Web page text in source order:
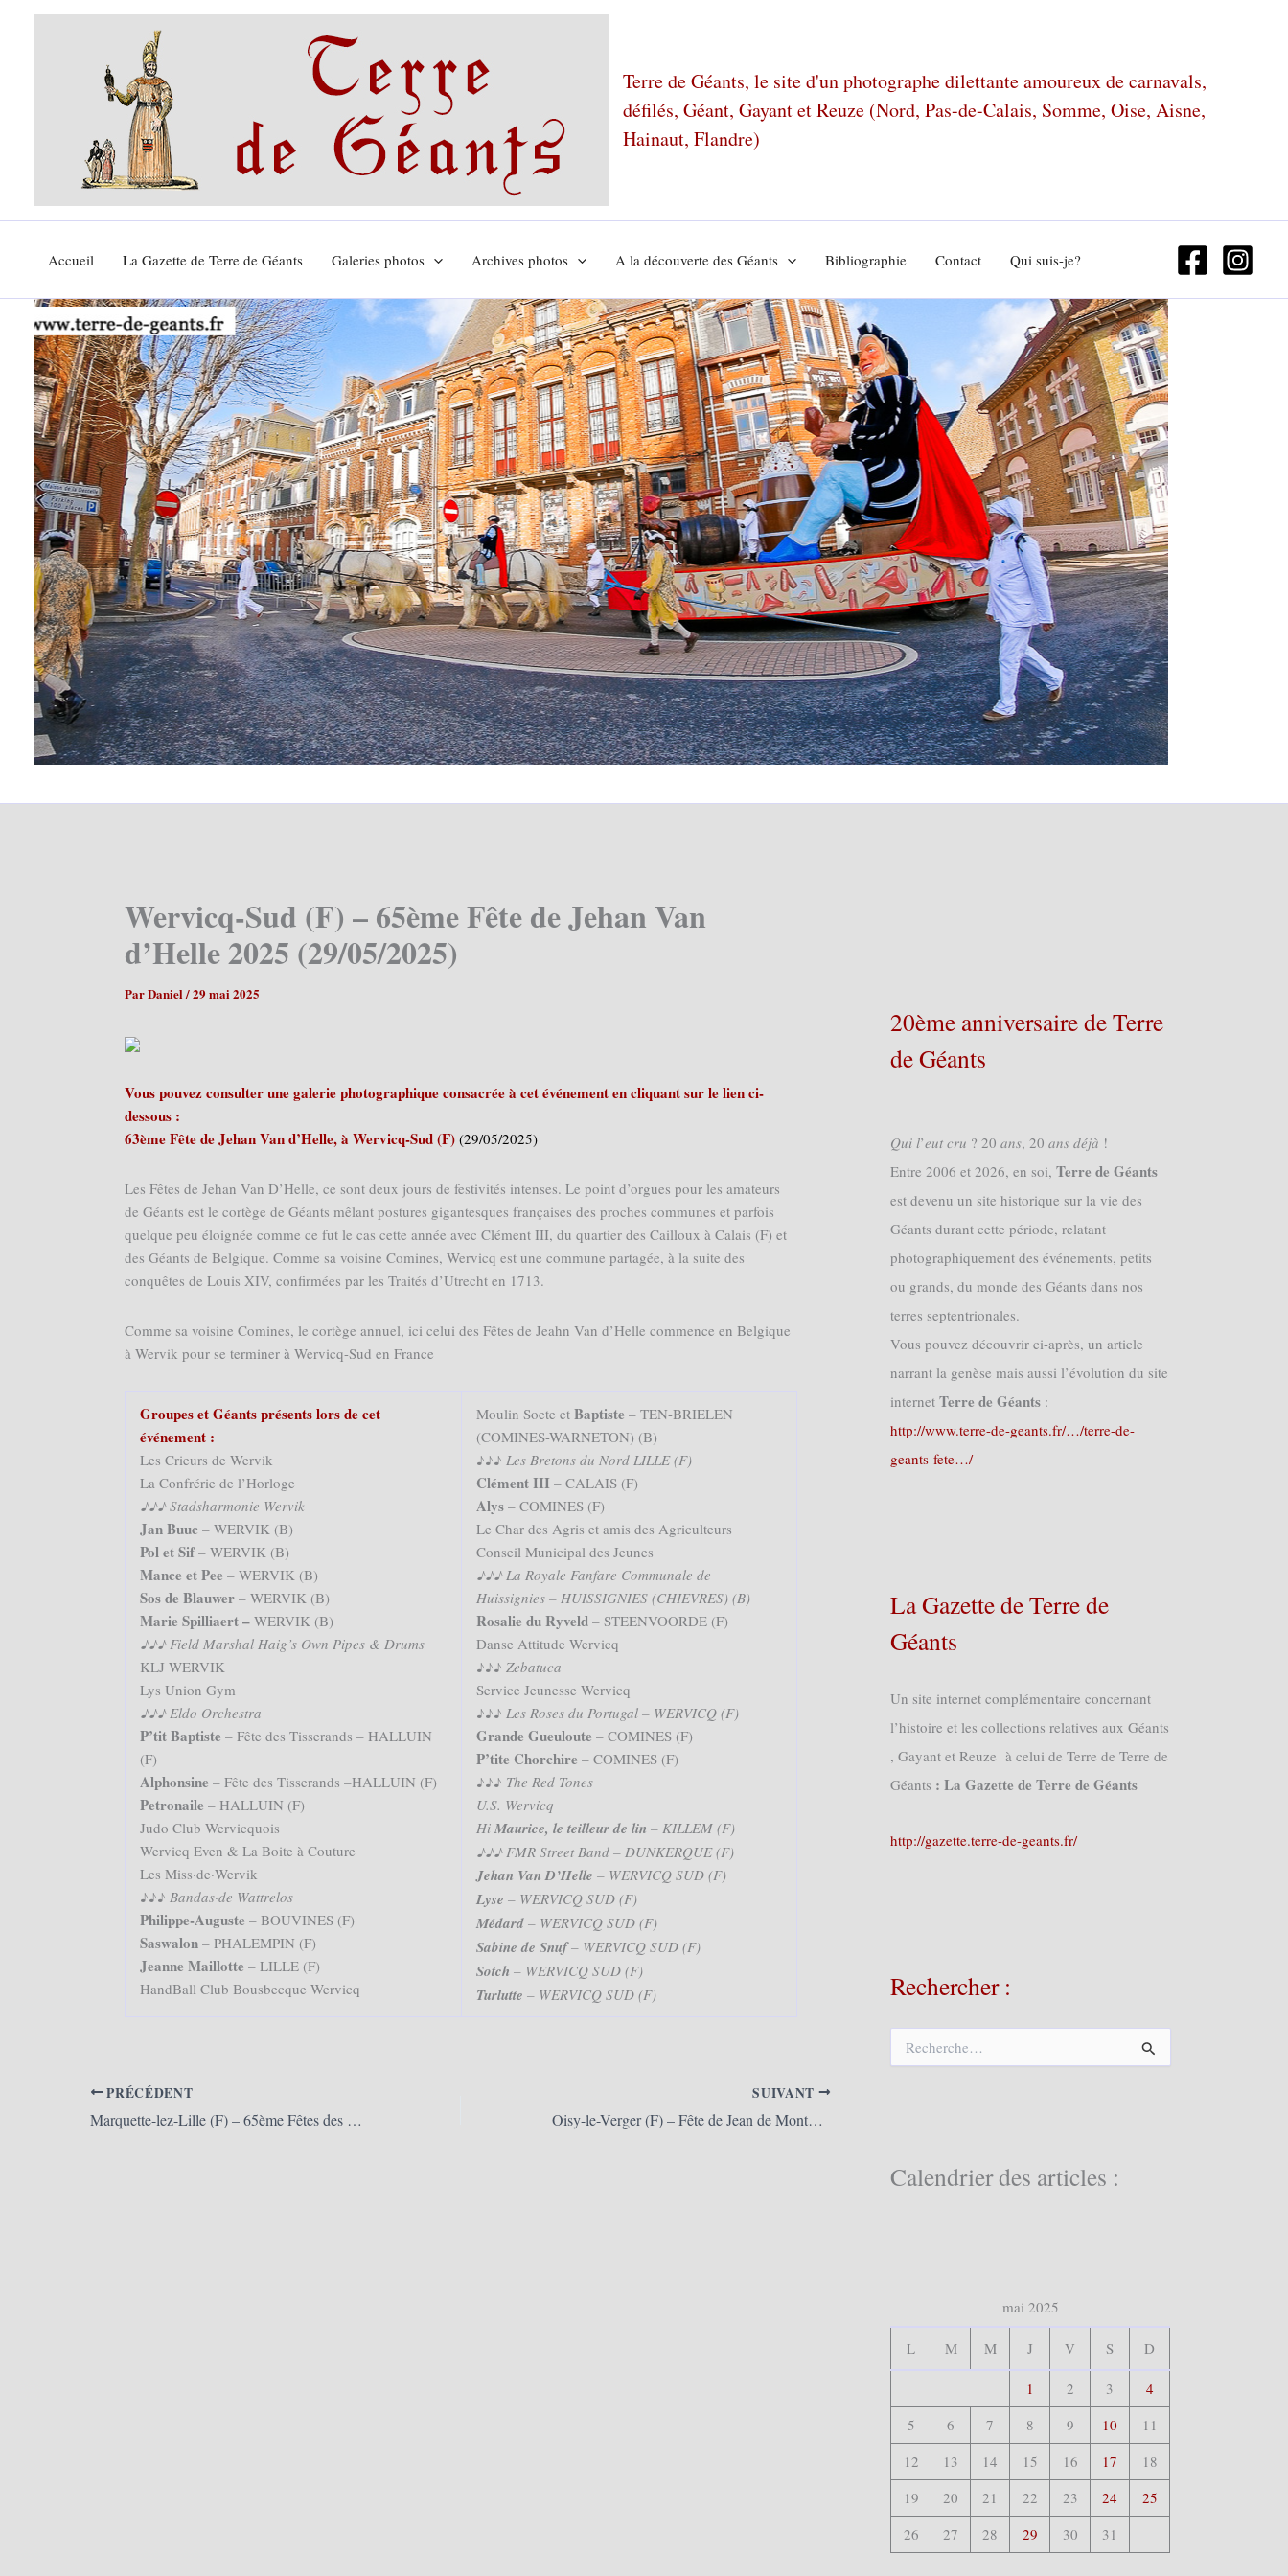
Terre de Géants, le site d'un photographe dilettante amoureux de carnavals,
défilés, Géant, Gayant et Reuze (Nord, Pas-de-Calais, Somme, Oise, Aisne,
Hainaut, Flandre)
Accueil La Gazette de Terre de Géants Galeries photos Archives photos A la découverte des Géants Bibliographie Contact Qui suis-je?
Wervicq-Sud (F) – 65ème Fête de Jehan Van
d’Helle 2025 (29/05/2025)
ParDaniel /29 mai 2025
Vous pouvez consulter une galerie photographique consacrée à cet événement en cliquant sur le lien ci-
dessous :
63ème Fête de Jehan Van d’Helle, à Wervicq-Sud (F) (29/05/2025)
Les Fêtes de Jehan Van D’Helle, ce sont deux jours de festivités intenses. Le point d’orgues pour les amateurs
de Géants est le cortège de Géants mêlant postures gigantesques françaises des proches communes et parfois
quelque peu éloignée comme ce fut le cas cette année avec Clément III, du quartier des Cailloux à Calais (F) et
des Géants de Belgique. Comme sa voisine Comines, Wervicq est une commune partagée, à la suite des
conquêtes de Louis XIV, confirmées par les Traités d’Utrecht en 1713.
Comme sa voisine Comines, le cortège annuel, ici celui des Fêtes de Jeahn Van d’Helle commence en Belgique
à Wervik pour se terminer à Wervicq-Sud en France
Groupes et Géants présents lors de cet
événement :
Les Crieurs de Wervik
La Confrérie de l’Horloge
♪♪♪ Stadsharmonie Wervik
Jan Buuc – WERVIK (B)
Pol et Sif– WERVIK (B)
Mance et Pee – WERVIK (B)
Sos de Blauwer– WERVIK (B)
Marie Spilliaert– WERVIK (B)
♪♪♪ Field Marshal Haig’s Own Pipes & Drums
KLJ WERVIK
Lys Union Gym
♪♪♪ Eldo Orchestra
P’tit Baptiste – Fête des Tisserands – HALLUIN
(F)
Alphonsine – Fête des Tisserands –HALLUIN (F)
Petronaile – HALLUIN (F)
Judo Club Wervicquois
Wervicq Even & La Boite à Couture
Les Miss·de·Wervik
♪♪♪ Bandas·de Wattrelos
Philippe-Auguste – BOUVINES (F)
Saswalon– PHALEMPIN (F)
Jeanne Maillotte – LILLE (F)
HandBall Club Bousbecque Wervicq
Moulin Soete et Baptiste – TEN-BRIELEN
(COMINES-WARNETON) (B)
♪♪♪ Les Bretons du Nord LILLE (F)
Clément III – CALAIS (F)
Alys– COMINES (F)
Le Char des Agris et amis des Agriculteurs
Conseil Municipal des Jeunes
♪♪♪ La Royale Fanfare Communale de
Huissignies – HUISSIGNIES (CHIEVRES) (B)
Rosalie duRyveld– STEENVOORDE (F)
Danse Attitude Wervicq
♪♪♪ Zebatuca
Service Jeunesse Wervicq
♪♪♪ Les Roses du Portugal – WERVICQ (F)
Grande Gueuloute – COMINES (F)
P’tite Chorchire – COMINES (F)
♪♪♪ The Red Tones
U.S. Wervicq
Hi Maurice, le teilleur de lin – KILLEM (F)
♪♪♪ FMR Street Band – DUNKERQUE (F)
Jehan Van D’Helle – WERVICQ SUD (F)
Lyse – WERVICQ SUD (F)
Médard– WERVICQ SUD (F)
Sabine de Snuf– WERVICQ SUD (F)
Sotch – WERVICQ SUD (F)
Turlutte – WERVICQ SUD (F)
PRÉCÉDENT
Marquette-lez-Lille (F) – 65ème Fêtes des Chapons 2025 (25/05/2025)
SUIVANT
Oisy-le-Verger (F) – Fête de Jean de Montmirail et retour du Cheval Martin (08/06/2025)
20ème anniversaire de Terre
de Géants
𝑄𝑢𝑖 𝑙’𝑒𝑢𝑡 𝑐𝑟𝑢 ? 20 𝑎𝑛𝑠, 20 𝑎𝑛𝑠 𝑑𝑒́𝑗𝑎̀ !
Entre 2006 et 2026, en soi,Terre de Géants
est devenu un site historique sur la vie des
Géants durant cette période, relatant
photographiquement des événements, petits
ou grands, du monde des Géants dans nos
terres septentrionales.
Vous pouvez découvrir ci-après, un article
narrant la genèse mais aussi l’évolution du site
internet Terre de Géants :
http://www.terre-de-geants.fr/…/terre-de-
geants-fete…/
La Gazette de Terre de
Géants
Un site internet complémentaire concernant
l’histoire et les collections relatives aux Géants
, Gayant et Reuze à celui de Terre de Terre de
Géants : La Gazette de Terre de Géants
http://gazette.terre-de-geants.fr/
Rechercher :
h
e
Calendrier des articles :
mai 2025
L M M J V S D
1 2 3
4
5
6 7 8 9 10
11
12
13 14 15 16 17
18
19
20 21 22 23 24
25
26
27 28 29 30 31